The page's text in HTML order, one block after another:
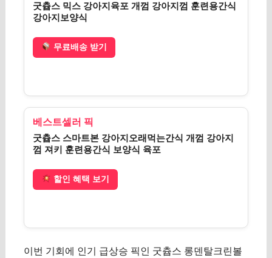
굿츕스 믹스 강아지육포 개껌 강아지껌 훈련용간식
강아지보양식
무료배송 받기
베스트셀러 픽
굿츕스 스마트본 강아지오래먹는간식 개껌 강아지
껌 져키 훈련용간식 보양식 육포
할인 혜택 보기
이번 기회에 인기 급상승 픽인 굿츕스 롱덴탈크린볼